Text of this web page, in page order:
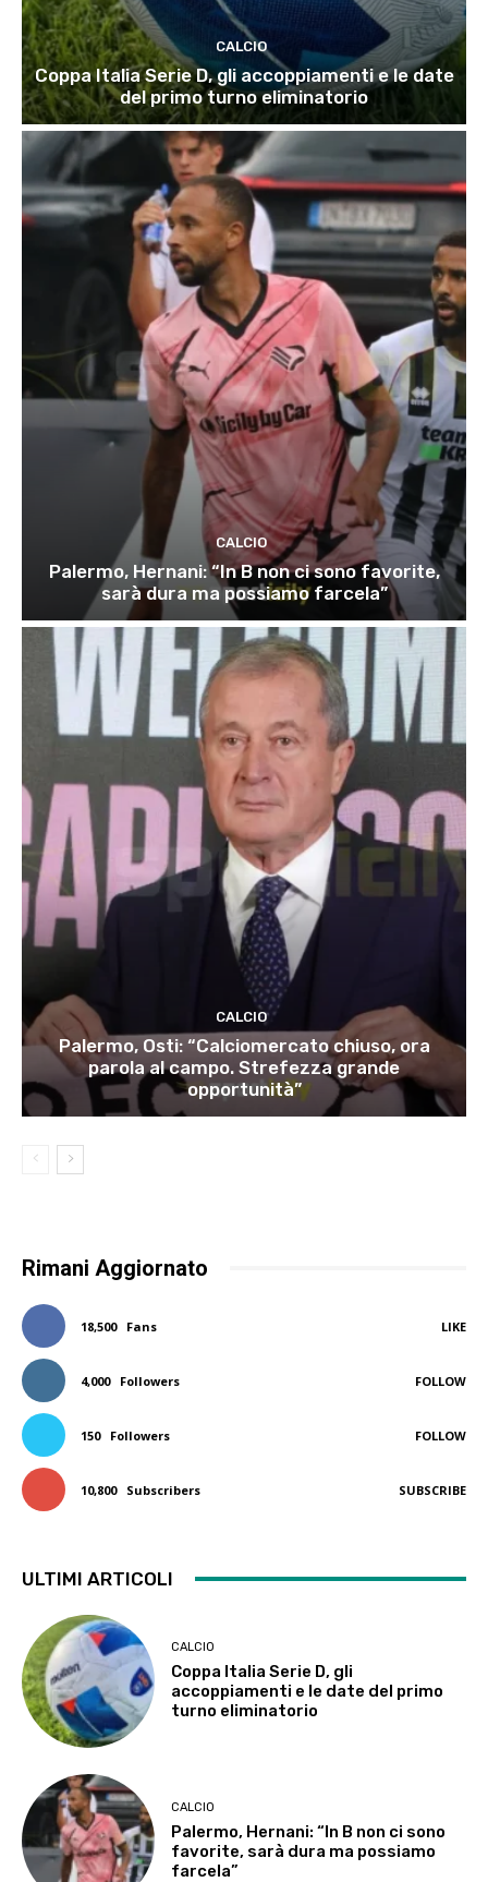
CALCIO
Coppa Italia Serie D, gli accoppiamenti e le date
del primo turno eliminatorio
CALCIO
Palermo, Hernani: “In B non ci sono favorite,
sarà dura ma possiamo farcela”
CALCIO
Palermo, Osti: “Calciomercato chiuso, ora
parola al campo. Strefezza grande
opportunità”
Rimani Aggiornato
18,500 Fans LIKE
4,000 Followers FOLLOW
150 Followers FOLLOW
10,800 Subscribers SUBSCRIBE
ULTIMI ARTICOLI
CALCIO
Coppa Italia Serie D, gli
accoppiamenti e le date del primo
turno eliminatorio
CALCIO
Palermo, Hernani: “In B non ci sono
favorite, sarà dura ma possiamo
farcela”